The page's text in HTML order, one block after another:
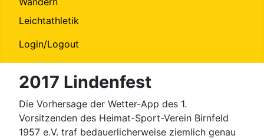
Leichtathletik
Login/Logout
2017 Lindenfest
Die Vorhersage der Wetter-App des 1.
Vorsitzenden des Heimat-Sport-Verein Birnfeld
1957 e.V. traf bedauerlicherweise ziemlich genau